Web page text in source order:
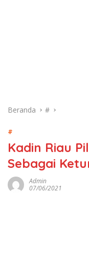
Beranda #
#
Kadin Riau
Sebagai
Admin
07/06/2021